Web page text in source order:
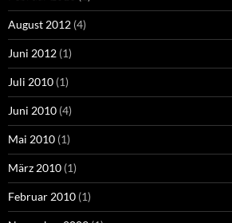
August 2012 (4)
Juni 2012 (1)
Juli 2010 (1)
Juni 2010 (4)
Mai 2010 (1)
März 2010 (1)
Februar 2010 (1)